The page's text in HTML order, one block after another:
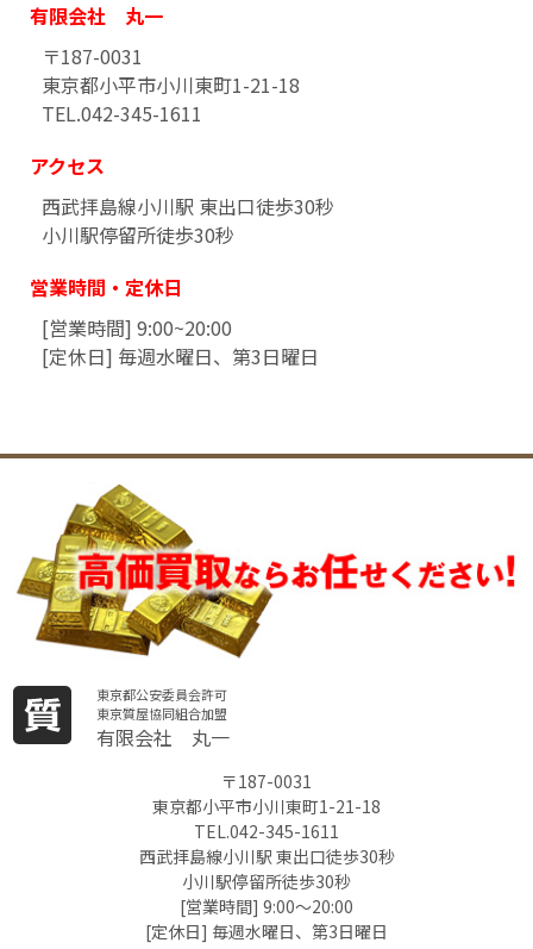
有限会社 丸一
〒187-0031
東京都小平市小川東町1-21-18
TEL.042-345-1611
アクセス
西武拝島線小川駅 東出口徒歩30秒
小川駅停留所徒歩30秒
営業時間・定休日
[営業時間] 9:00~20:00
[定休日] 毎週水曜日、第3日曜日
東京都公安委員会許可
東京質屋協同組合加盟
有限会社 丸一
〒187-0031
東京都小平市小川東町1-21-18
TEL.042-345-1611
西武拝島線小川駅 東出口徒歩30秒
小川駅停留所徒歩30秒
[営業時間] 9:00～20:00
[定休日] 毎週水曜日、第3日曜日